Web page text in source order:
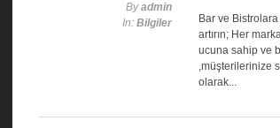
Bar ve
artırın; Her
ucuna sahip ve
,müşterilerinize
olarak...
Byadmin
In: Bilgiler